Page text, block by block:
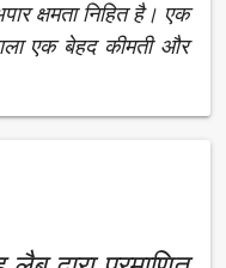
क्षमता निहित है। एक
एक बेहद कीमती और